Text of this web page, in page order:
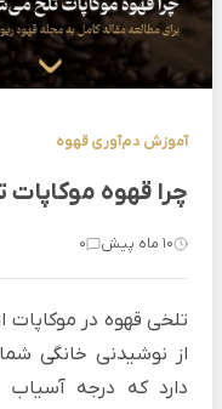
آموزش دم‌آوری قهوه
چرا قهوه
10 ماه پیش 0
تلخی قهوه در
از نوشیدنی‌ خانگی
دارد که درجه